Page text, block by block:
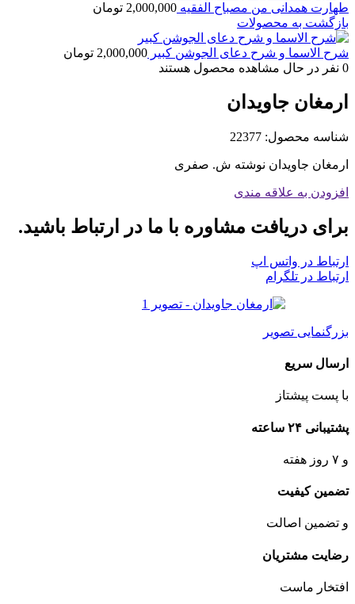
طهارت همدانی من مصباح الفقیه 2,000,000 تومان
بازگشت به محصولات
شرح الاسما و شرح دعای الجوشن کبیر 2,000,000 تومان
0 نفر در حال مشاهده محصول هستند
ارمغان جاویدان
شناسه محصول: 22377
ارمغان جاویدان نوشته ش. صفری
افزودن به علاقه مندی
برای دریافت مشاوره با ما در ارتباط باشید.
ارتباط در واتس اپ
ارتباط در تلگرام
بزرگنمایی تصویر
ارسال سریع
با پست پیشتاز
پشتیبانی ۲۴ ساعته
و ۷ روز هفته
تضمین کیفیت
و تضمین اصالت
رضایت مشتریان
افتخار ماست